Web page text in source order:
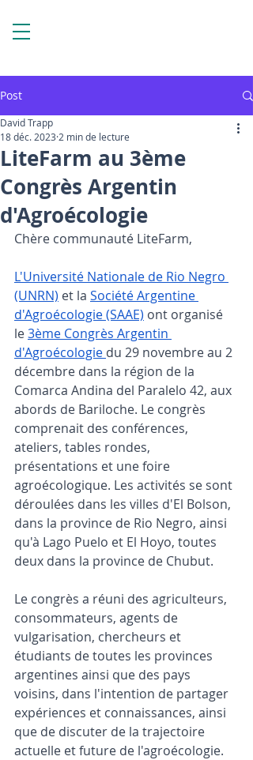
Post
LiteFarm au 3ème
Congrès Argentin
d'Agroécologie
David Trapp
18 déc. 2023 2 min de lecture
Chère communauté LiteFarm,
L'Université Nationale de Rio Negro
(UNRN) et la Société Argentine
d'Agroécologie (SAAE) ont organisé
le 3ème Congrès Argentin
d'Agroécologie du 29 novembre au 2
décembre dans la région de la
Comarca Andina del Paralelo 42, aux
abords de Bariloche. Le congrès
comprenait des conférences,
ateliers, tables rondes,
présentations et une foire
agroécologique. Les activités se sont
déroulées dans les villes d'El Bolson,
dans la province de Rio Negro, ainsi
qu'à Lago Puelo et El Hoyo, toutes
deux dans la province de Chubut.
Le congrès a réuni des agriculteurs,
consommateurs, agents de
vulgarisation, chercheurs et
étudiants de toutes les provinces
argentines ainsi que des pays
voisins, dans l'intention de partager
expériences et connaissances, ainsi
que de discuter de la trajectoire
actuelle et future de l'agroécologie.